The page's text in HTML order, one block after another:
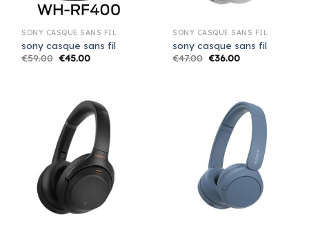
SONY CASQUE SANS FIL
sony casque sans fil
€59.00 €45.00
SONY CASQUE SANS FIL
sony casque sans fil
€47.00 €36.00